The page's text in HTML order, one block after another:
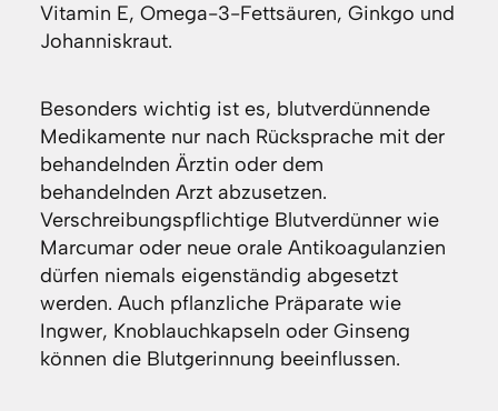
Vitamin E, Omega-3-Fettsäuren, Ginkgo und
Johanniskraut.
Besonders wichtig ist es, blutverdünnende
Medikamente nur nach Rücksprache mit der
behandelnden Ärztin oder dem
behandelnden Arzt abzusetzen.
Verschreibungspflichtige Blutverdünner wie
Marcumar oder neue orale Antikoagulanzien
dürfen niemals eigenständig abgesetzt
werden. Auch pflanzliche Präparate wie
Ingwer, Knoblauchkapseln oder Ginseng
können die Blutgerinnung beeinflussen.